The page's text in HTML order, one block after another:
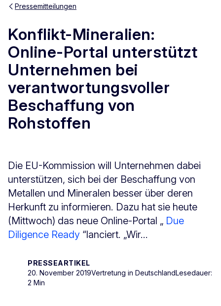
Pressemitteilungen
Konflikt-Mineralien:
Online-Portal unterstützt
Unternehmen bei
verantwortungsvoller
Beschaffung von
Rohstoffen
Die EU-Kommission will Unternehmen dabei
unterstützen, sich bei der Beschaffung von
Metallen und Mineralen besser über deren
Herkunft zu informieren. Dazu hat sie heute
(Mittwoch) das neue Online-Portal „ Due
Diligence Ready “lanciert. „Wir...
PRESSEARTIKEL
20. November 2019Vertretung in DeutschlandLesedauer:
2 Min